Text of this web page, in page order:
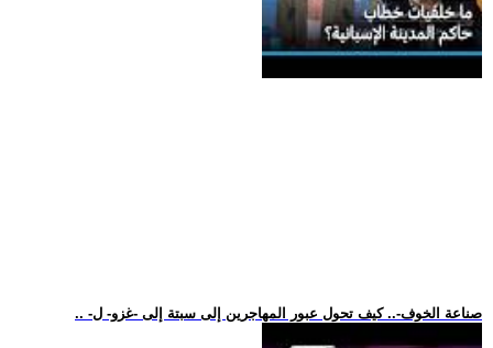
.. -صناعة الخوف-.. كيف تحول عبور المهاجرين إلى سبتة إلى -غزو- ل